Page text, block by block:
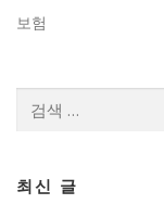
보험
최신 글